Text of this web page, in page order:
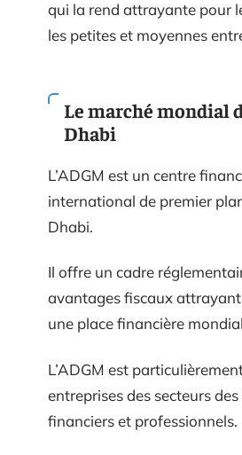
qui la rend attrayante pour
les petites et moyennes
Le marché mondial
Dhabi
L’ADGM est un centre
international de premier
Dhabi.
Il offre un cadre
avantages fiscaux
une place financière
L’ADGM est
entreprises des secteurs
financiers et professionnels.